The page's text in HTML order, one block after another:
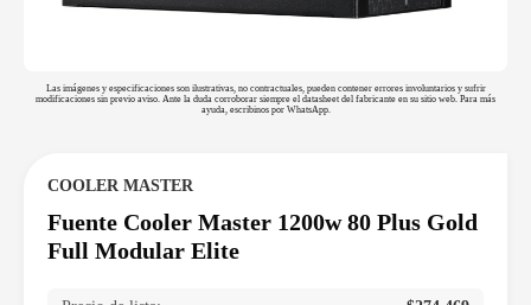
Las imágenes y especificaciones son ilustrativas, no contractuales, pueden contener errores involuntarios y sufrir
modificaciones sin previo aviso. Ante la duda corroborar siempre el datasheet del fabricante en su sitio web. Para más
ayuda, escribinos por WhatsApp.
COOLER MASTER
Fuente Cooler Master 1200w 80 Plus Gold
Full Modular Elite